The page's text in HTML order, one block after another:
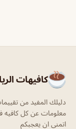
كافيهات
دليلك المفيد من
معلومات عن كل كافيه
اتمنى ان يعجبكم